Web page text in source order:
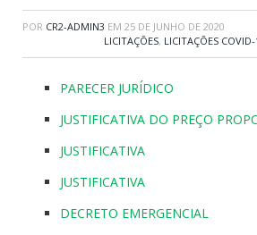
POR CR2-ADMIN3 EM 25 DE JUNHO DE 2020
LICITAÇÕES, LICITAÇÕES COVID-
PARECER JURÍDICO
JUSTIFICATIVA DO PREÇO
JUSTIFICATIVA
JUSTIFICATIVA
DECRETO EMERGENCIAL